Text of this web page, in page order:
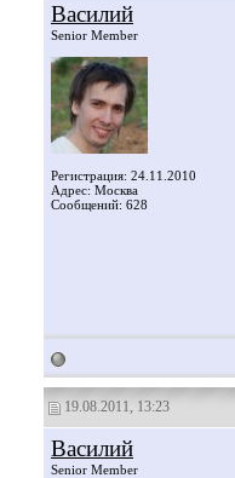
Василий
Senior Member
Регистрация: 24.11.2010
Адрес: Москва
Сообщений: 628
19.08.2011, 13:23
Василий
Senior Member